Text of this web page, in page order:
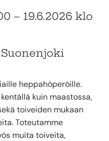
– 19.6.2026 klo
heppahöperöille.
kuin maastossa,
toiveiden mukaan
Toteutamme
muita toiveita,